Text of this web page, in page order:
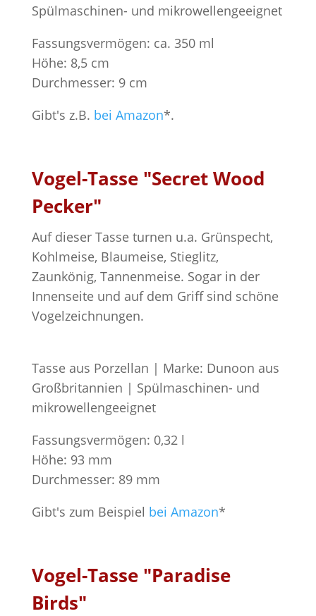
Spülmaschinen- und mikrowellengeeignet
Fassungsvermögen: ca. 350 ml
Höhe: 8,5 cm
Durchmesser: 9 cm
Gibt's z.B. bei Amazon*.
Vogel-Tasse "Secret Wood
Pecker"
Auf dieser Tasse turnen u.a. Grünspecht,
Kohlmeise, Blaumeise, Stieglitz,
Zaunkönig, Tannenmeise. Sogar in der
Innenseite und auf dem Griff sind schöne
Vogelzeichnungen.
Tasse aus Porzellan | Marke: Dunoon aus
Großbritannien | Spülmaschinen- und
mikrowellengeeignet
Fassungsvermögen: 0,32 l
Höhe: 93 mm
Durchmesser: 89 mm
Gibt's zum Beispiel bei Amazon*
Vogel-Tasse "Paradise
Birds"